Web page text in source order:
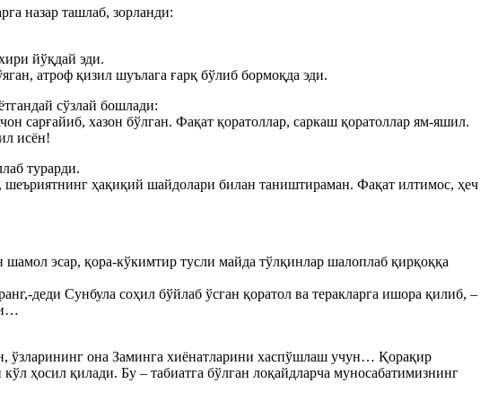
назар ташлаб, зорланди:
йўқдай эди.
атроф қизил шуълага ғарқ бўлиб бормоқда эди.
сўзлай бошлади:
сарғайиб, хазон бўлган. Фақат қоратоллар, саркаш қоратоллар ям-яшил.
исён!
турарди.
ҳақиқий шайдолари билан таништираман. Фақат илтимос, ҳеч
эсар, қора-кўкимтир тусли майда тўлқинлар шалоплаб қирқоққа
деди Cунбула соҳил бўйлаб ўсган қоратол ва теракларга ишора қилиб, –
ўзларининг она Заминга хиёнатларини хаспўшлаш учун… Қорақир
ҳосил қилади. Бу – табиатга бўлган лоқайдларча муносабатимизнинг